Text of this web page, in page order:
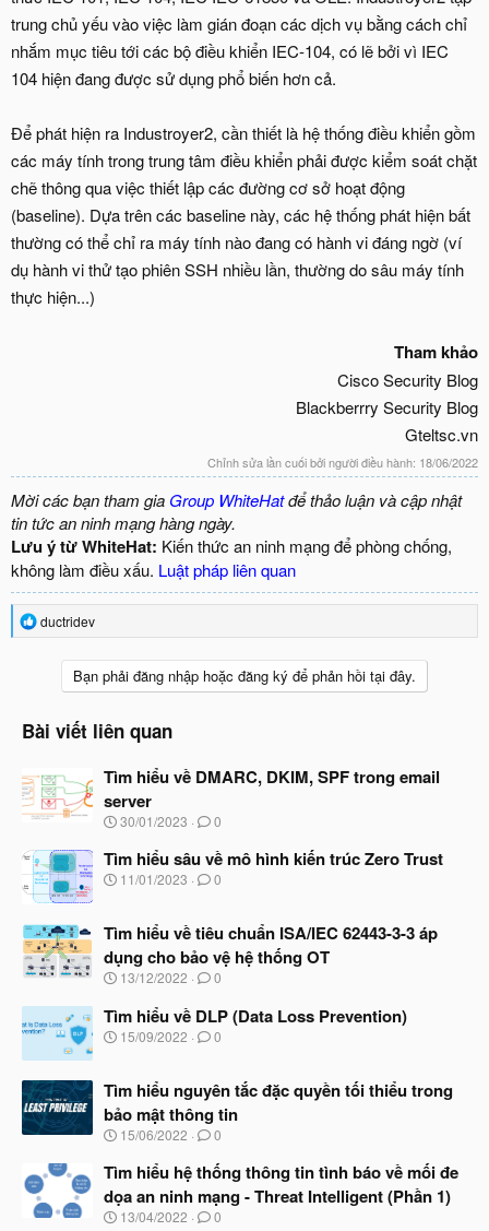
trung chủ yếu vào việc làm gián đoạn các dịch vụ bằng cách chỉ
nhắm mục tiêu tới các bộ điều khiển IEC-104, có lẽ bởi vì IEC
104 hiện đang được sử dụng phổ biến hơn cả.
Để phát hiện ra Industroyer2, cần thiết là hệ thống điều khiển gồm
các máy tính trong trung tâm điều khiển phải được kiểm soát chặt
chẽ thông qua việc thiết lập các đường cơ sở hoạt động
(baseline). Dựa trên các baseline này, các hệ thống phát hiện bất
thường có thể chỉ ra máy tính nào đang có hành vi đáng ngờ (ví
dụ hành vi thử tạo phiên SSH nhiều lần, thường do sâu máy tính
thực hiện...)
Tham khảo
Cisco Security Blog
Blackberrry Security Blog
Gteltsc.vn​
Chỉnh sửa lần cuối bởi người điều hành: 18/06/2022
Mời các bạn tham gia Group WhiteHatđể thảo luận và cập nhật
tin tức an ninh mạng hàng ngày.
Lưu ý từ WhiteHat: Kiến thức an ninh mạng để phòng chống,
không làm điều xấu. Luật pháp liên quan
R
e
o
n
:
ductridev
Bạn phải đăng nhập hoặc đăng ký để phản hồi tại đây.
Bài viết liên quan
Tìm hiểu về DMARC, DKIM, SPF trong email
server
N
à
y
b
đ
ầ
u
30/01/2023 0
Tìm hiểu sâu về mô hình kiến trúc Zero Trust
N
y
ắ
t
ầ
u
11/01/2023 0
Tìm hiểu về tiêu chuẩn ISA/IEC 62443-3-3 áp
dụng cho bảo vệ hệ thống OT
N
à
y
b
đ
ầ
u
13/12/2022 0
Tìm hiểu về DLP (Data Loss Prevention)
N
y
b
ắ
t
ầ
u
15/09/2022 0
Tìm hiểu nguyên tắc đặc quyền tối thiểu trong
bảo mật thông tin
N
à
b
ắ
15/06/2022 0
Tìm hiểu hệ thống thông tin tình báo về mối đe
dọa an ninh mạng - Threat Intelligent (Phần 1)
N
13/04/2022 0